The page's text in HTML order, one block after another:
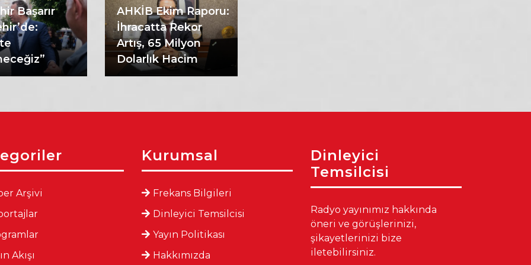
Başarır
AHKİB Ekim Raporu:
İhracatta Rekor
Artış, 65 Milyon
Dolarlık Hacim
Arşivi
Akışı
Kurumsal
Frekans Bilgileri
Dinleyici Temsilcisi
Yayın Politikası
Hakkımızda
Dinleyici
Temsilcisi
Radyo yayınımız hakkında
öneri ve görüşlerinizi,
şikayetlerinizi bize
iletebilirsiniz.